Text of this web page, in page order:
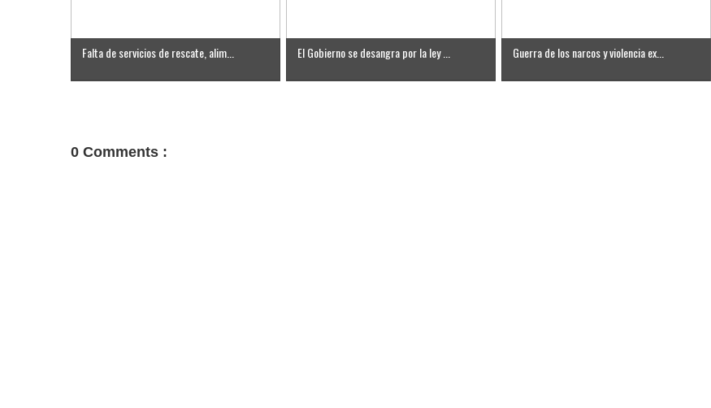
Falta de servicios de rescate, alim... El Gobierno se desangra por la ley ... Guerra de los narcos y violencia ex...
0 Comments :